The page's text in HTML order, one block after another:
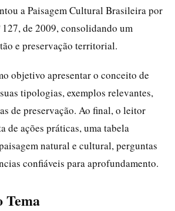
a Paisagem Cultural Brasileira por
de 2009, consolidando um
e preservação territorial.
objetivo apresentar o conceito de
tipologias, exemplos relevantes,
de preservação. Ao final, o leitor
de ações práticas, uma tabela
natural e cultural, perguntas
confiáveis para aprofundamento.
Tema